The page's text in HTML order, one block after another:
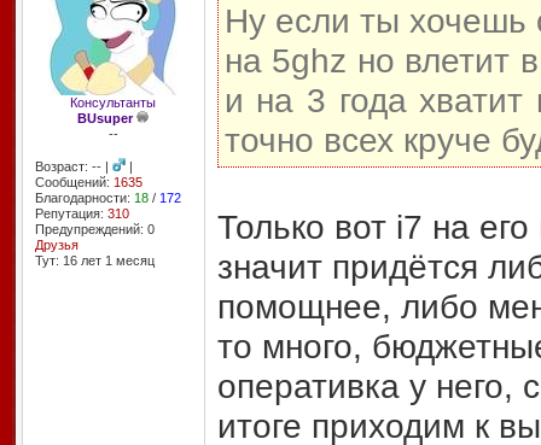
Консультанты
BUsuper
--
Возраст: -- |
|
Сообщений: 1635
Благодарности: 18/ 172
Репутация: 310
Предупреждений: 0
Друзья
Тут: 16 лет 1 месяц
Ну если ты хочешь
на 5ghz но влетит
и на 3 года
точно всех круче
Только вот i7 на его
значит придётся
помощнее, либо
то много,
оперативка у него,
итоге приходим к